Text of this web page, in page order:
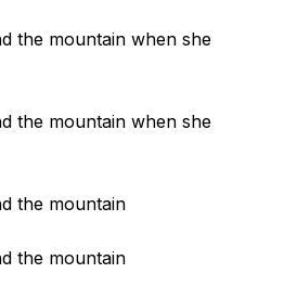
the mountain when she
the mountain when she
the mountain
the mountain